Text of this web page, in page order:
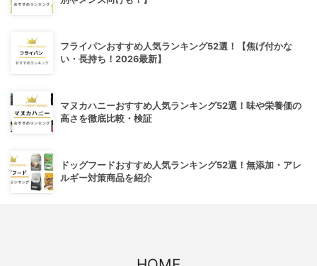
フライパンおすすめ人気ランキング52選！【焦げ付かな
い・長持ち！2026最新】
マヌカハニーおすすめ人気ランキング52選！味や栄養価の
高さを徹底比較・検証
ドッグフードおすすめ人気ランキング52選！無添加・アレ
ルギー対策商品を紹介